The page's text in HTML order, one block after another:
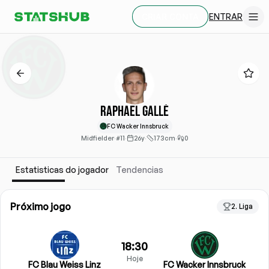
ENTRAR
Raphael Gallé
FC Wacker Innsbruck
Midfielder·#11· 26y· 173cm· 0
Estatisticas do jogador Tendencias
Próximo jogo 2. Liga
FC Blau Weiss Linz
18:30
Hoje
FC Wacker Innsbruck